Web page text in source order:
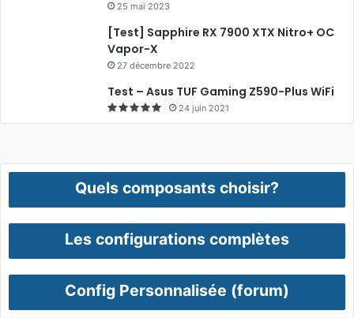
25 mai 2023
[Test] Sapphire RX 7900 XTX Nitro+ OC
Vapor-X
27 décembre 2022
Test – Asus TUF Gaming Z590-Plus WiFi
24 juin 2021
Quels composants choisir?
Les configurations complètes
Config Personnalisée (forum)